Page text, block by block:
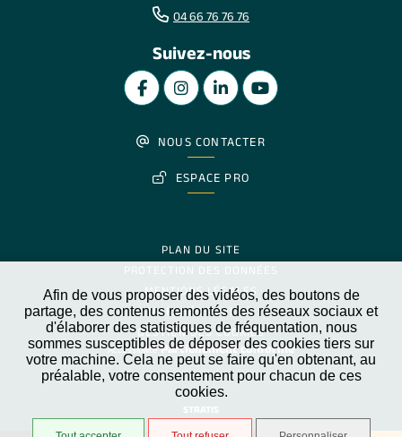
Afin de vous proposer des vidéos, des boutons de
partage, des contenus remontés des réseaux sociaux et
d'élaborer des statistiques de fréquentation, nous
sommes susceptibles de déposer des cookies tiers sur
votre machine. Cela ne peut se faire qu'en obtenant, au
préalable, votre consentement pour chacun de ces
cookies.
04 66 76 76 76
Suivez-nous
NOUS CONTACTER
ESPACE PRO
Accessibilité Partiellement conforme
PLAN DU SITE
PROTECTION DES DONNÉES
MENTIONS LÉGALES
MARCHÉS PUBLICS
GESTION DES COOKIES
STRATIS